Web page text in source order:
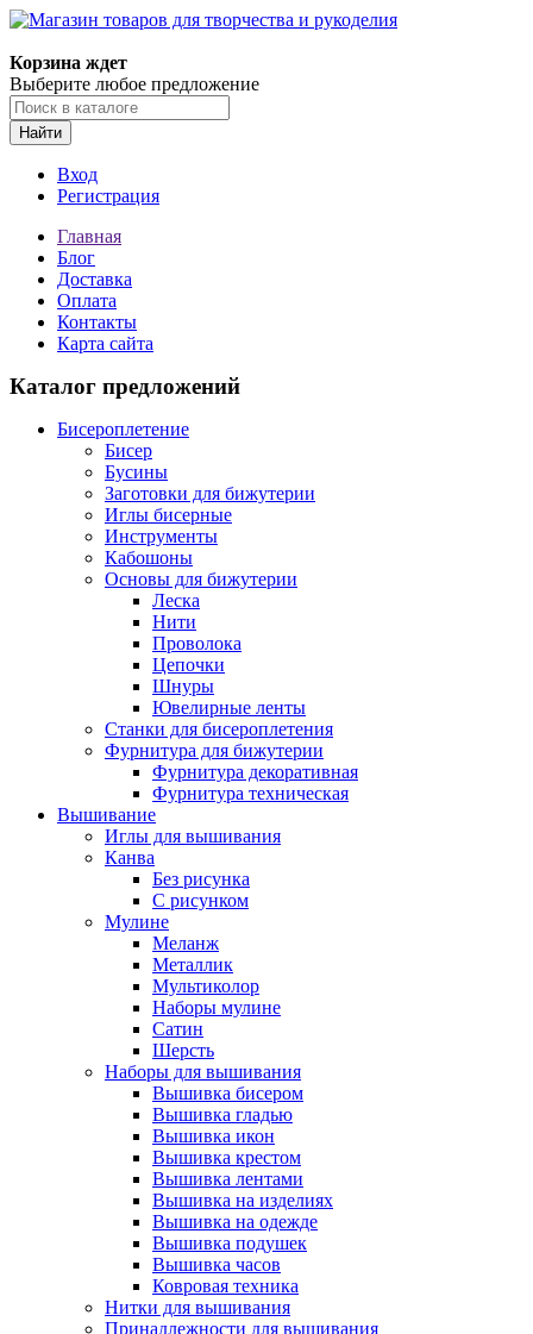
Корзина ждет
Выберите любое предложение
Найти
Вход
Регистрация
Главная
Блог
Доставка
Оплата
Контакты
Карта сайта
Каталог предложений
Бисероплетение
Бисер
Бусины
Заготовки для бижутерии
Иглы бисерные
Инструменты
Кабошоны
Основы для бижутерии
Леска
Нити
Проволока
Цепочки
Шнуры
Ювелирные ленты
Станки для бисероплетения
Фурнитура для бижутерии
Фурнитура декоративная
Фурнитура техническая
Вышивание
Иглы для вышивания
Канва
Без рисунка
С рисунком
Мулине
Меланж
Металлик
Мультиколор
Наборы мулине
Сатин
Шерсть
Наборы для вышивания
Вышивка бисером
Вышивка гладью
Вышивка икон
Вышивка крестом
Вышивка лентами
Вышивка на изделиях
Вышивка на одежде
Вышивка подушек
Вышивка часов
Ковровая техника
Нитки для вышивания
Принадлежности для вышивания